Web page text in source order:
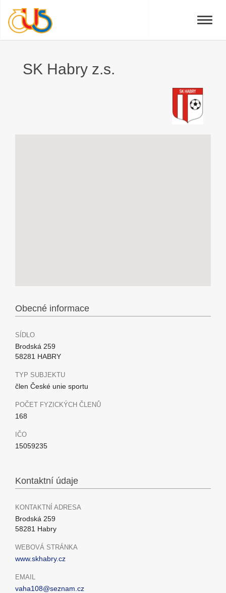
Toggle
SK Habry z.s.
Obecné informace
SÍDLO
Brodská 259
58281 HABRY
TYP SUBJEKTU
člen České unie sportu
POČET FYZICKÝCH ČLENŮ
168
IČO
15059235
Kontaktní údaje
KONTAKTNÍ ADRESA
Brodská 259
58281 Habry
WEBOVÁ STRÁNKA
www.skhabry.cz
EMAIL
vaha108@seznam.cz